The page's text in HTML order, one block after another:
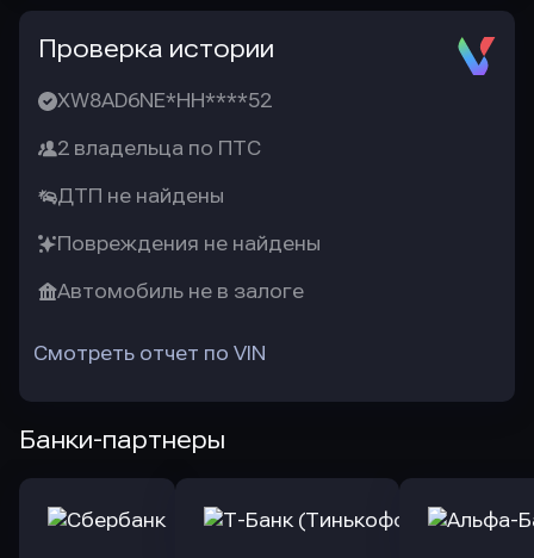
Проверка истории
XW8AD6NE*HH****52
2 владельца по ПТС
ДТП не найдены
Повреждения не найдены
Автомобиль не в залоге
Смотреть отчет по VIN
Банки-партнеры